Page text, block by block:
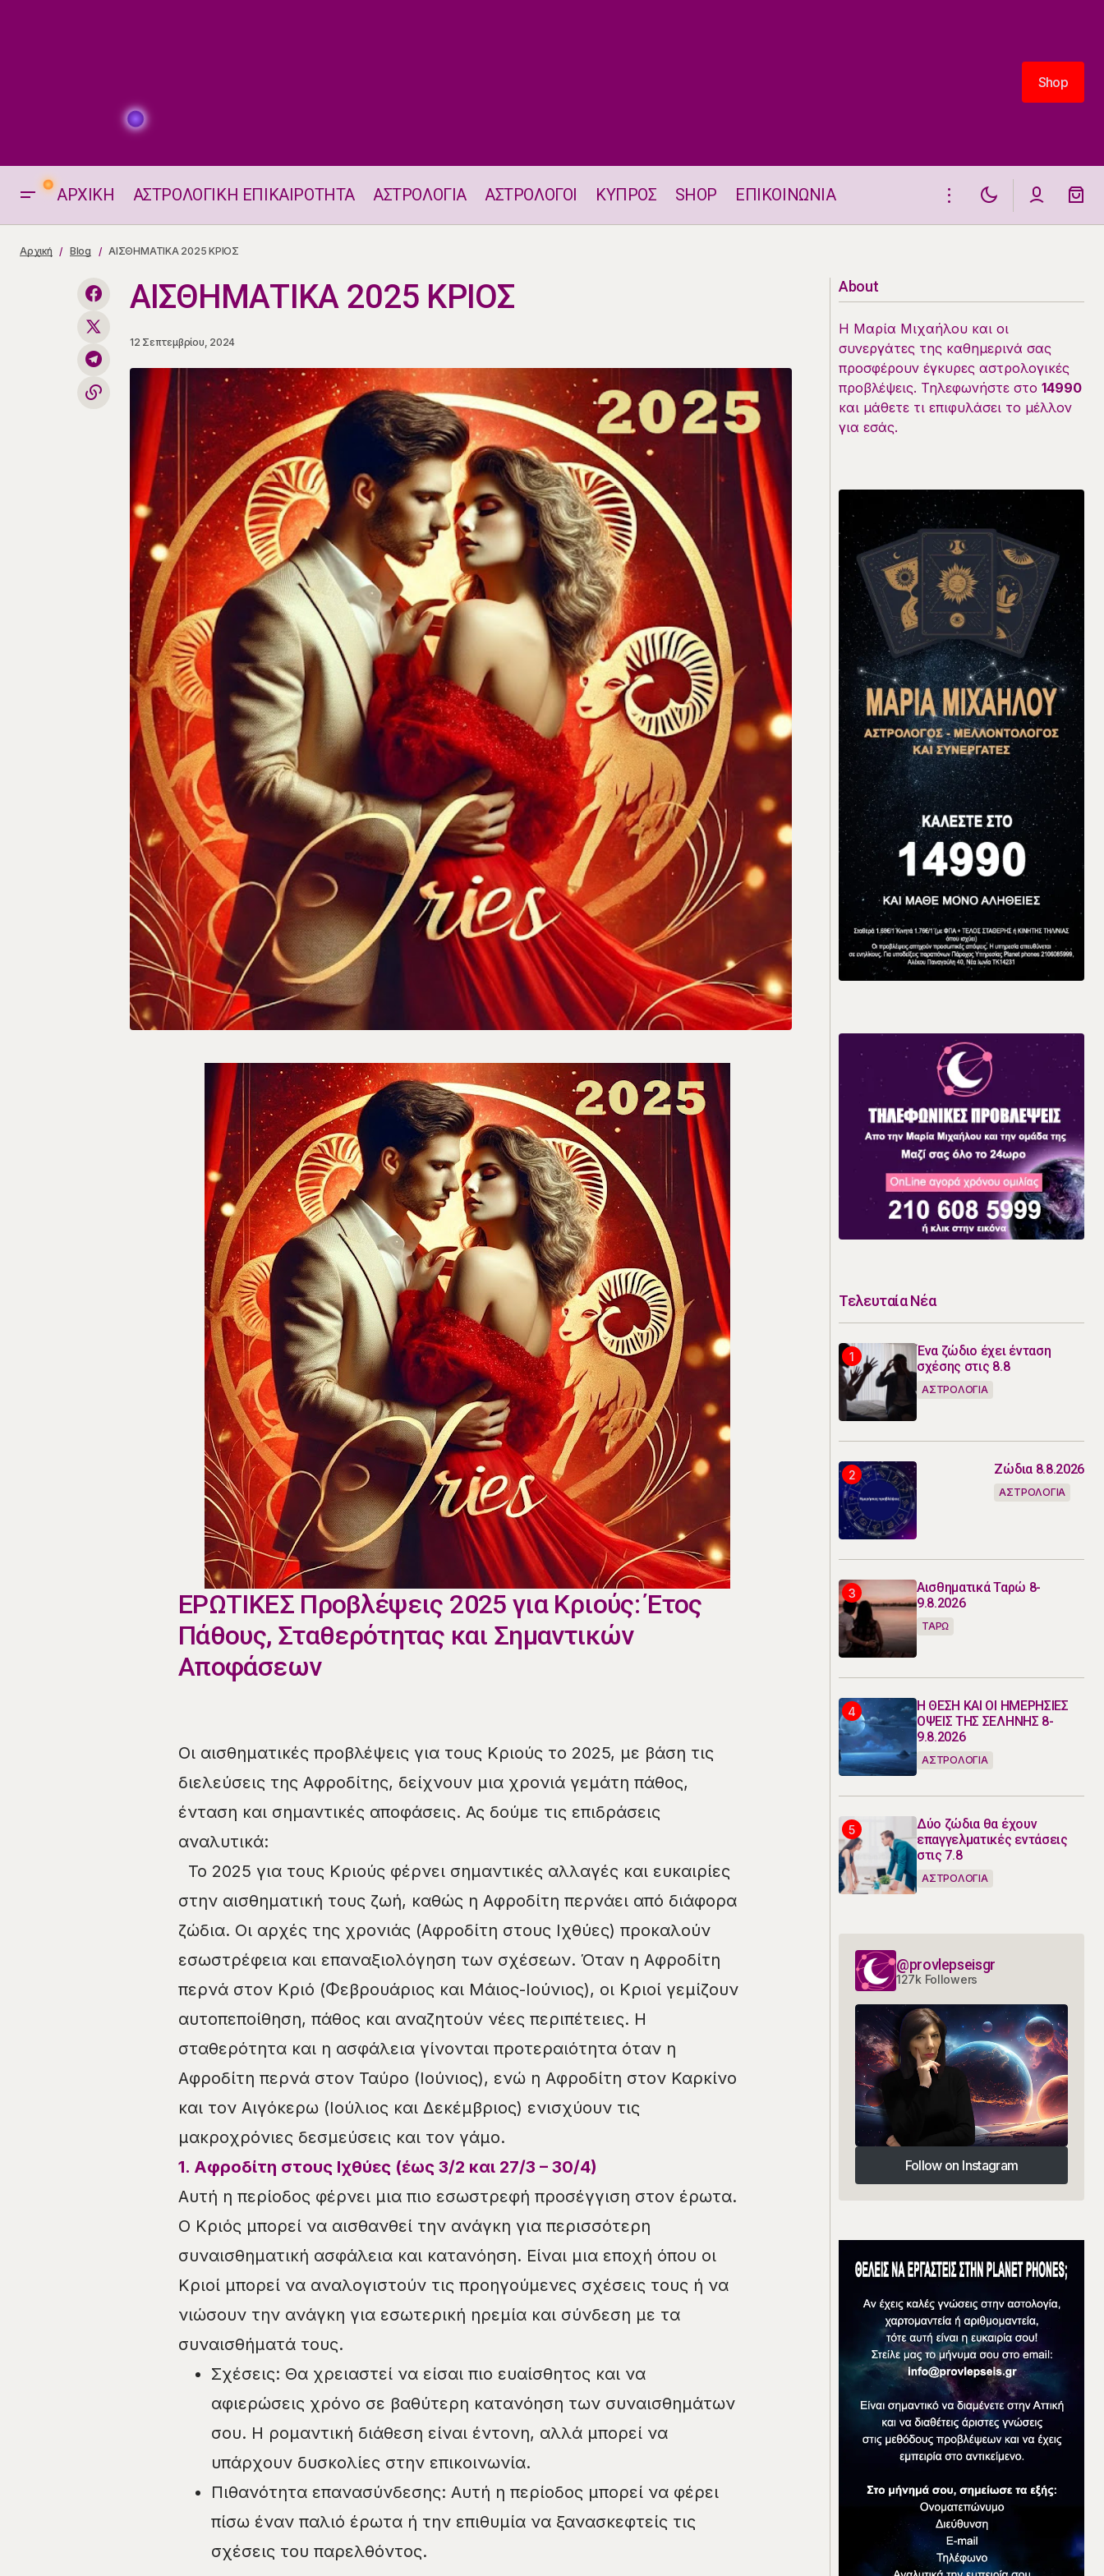
Shop
Shop
ΑΡΧΙΚΗ ΑΣΤΡΟΛΟΓΙΚΗ ΕΠΙΚΑΙΡΟΤΗΤΑ ΑΣΤΡΟΛΟΓΙΑ ΑΣΤΡΟΛΟΓΟΙ ΚΥΠΡΟΣ SHOP ΕΠΙΚΟΙΝΩΝΙΑ
Ρίξιμο της Καρδιάς - Heart Spread
Αρχική Blog ΑΙΣΘΗΜΑΤΙΚΑ 2025 ΚΡΙΟΣ
ΑΙΣΘΗΜΑΤΙΚΑ 2025 ΚΡΙΟΣ
12 Σεπτεμβρίου, 2024
ΕΡΩΤΙΚΕΣ Προβλέψεις 2025 για Κριούς: Έτος
Πάθους, Σταθερότητας και Σημαντικών
Αποφάσεων
Οι αισθηματικές προβλέψεις για τους Κριούς το 2025, με βάση τις
διελεύσεις της Αφροδίτης, δείχνουν μια χρονιά γεμάτη πάθος,
ένταση και σημαντικές αποφάσεις. Ας δούμε τις επιδράσεις
αναλυτικά:
Το 2025 για τους Κριούς φέρνει σημαντικές αλλαγές και ευκαιρίες
στην αισθηματική τους ζωή, καθώς η Αφροδίτη περνάει από διάφορα
ζώδια. Οι αρχές της χρονιάς (Αφροδίτη στους Ιχθύες) προκαλούν
εσωστρέφεια και επαναξιολόγηση των σχέσεων. Όταν η Αφροδίτη
περνά στον Κριό (Φεβρουάριος και Μάιος-Ιούνιος), οι Κριοί γεμίζουν
αυτοπεποίθηση, πάθος και αναζητούν νέες περιπέτειες. Η
σταθερότητα και η ασφάλεια γίνονται προτεραιότητα όταν η
Αφροδίτη περνά στον Ταύρο (Ιούνιος), ενώ η Αφροδίτη στον Καρκίνο
και τον Αιγόκερω (Ιούλιος και Δεκέμβριος) ενισχύουν τις
μακροχρόνιες δεσμεύσεις και τον γάμο.
1. Αφροδίτη στους Ιχθύες (έως 3/2 και 27/3 – 30/4)
Αυτή η περίοδος φέρνει μια πιο εσωστρεφή προσέγγιση στον έρωτα.
Ο Κριός μπορεί να αισθανθεί την ανάγκη για περισσότερη
συναισθηματική ασφάλεια και κατανόηση. Είναι μια εποχή όπου οι
Κριοί μπορεί να αναλογιστούν τις προηγούμενες σχέσεις τους ή να
νιώσουν την ανάγκη για εσωτερική ηρεμία και σύνδεση με τα
συναισθήματά τους.
Σχέσεις: Θα χρειαστεί να είσαι πιο ευαίσθητος και να
αφιερώσεις χρόνο σε βαθύτερη κατανόηση των συναισθημάτων
σου. Η ρομαντική διάθεση είναι έντονη, αλλά μπορεί να
υπάρχουν δυσκολίες στην επικοινωνία.
Πιθανότητα επανασύνδεσης: Αυτή η περίοδος μπορεί να φέρει
πίσω έναν παλιό έρωτα ή την επιθυμία να ξανασκεφτείς τις
σχέσεις του παρελθόντος.
About
Η Μαρία Μιχαήλου και οι
συνεργάτες της καθημερινά σας
προσφέρουν έγκυρες αστρολογικές
προβλέψεις. Τηλεφωνήστε στο 14990
και μάθετε τι επιφυλάσει το μέλλον
για εσάς.
Τελευταία Νέα
Ένα ζώδιο έχει ένταση
σχέσης στις 8.8
ΑΣΤΡΟΛΟΓΙΑ
Ζώδια 8.8.2026
ΑΣΤΡΟΛΟΓΙΑ
Αισθηματικά Ταρώ 8-
9.8.2026
ΤΑΡΩ
Η ΘΕΣΗ ΚΑΙ ΟΙ ΗΜΕΡΗΣΙΕΣ
ΟΨΕΙΣ ΤΗΣ ΣΕΛΗΝΗΣ 8-
9.8.2026
ΑΣΤΡΟΛΟΓΙΑ
Δύο ζώδια θα έχουν
επαγγελματικές εντάσεις
στις 7.8
ΑΣΤΡΟΛΟΓΙΑ
@provlepseisgr
127k Followers
Follow on Instagram
Follow on Instagram